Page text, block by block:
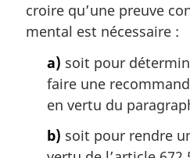
:croire qu’une preuve
mental est nécessaire :
a) soit pour
faire une
en vertu du
b) soit pour rendre